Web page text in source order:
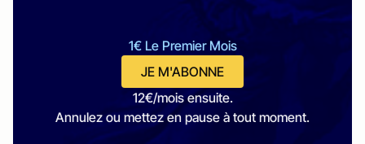
1€ Le Premier Mois
JE M'ABONNE
12€/mois ensuite.
Annulez ou mettez en pause à tout moment.